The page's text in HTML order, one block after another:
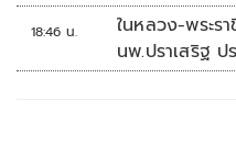
18:46 น.
ในหลวง-พระร
นพ.ปราเสริฐ ป